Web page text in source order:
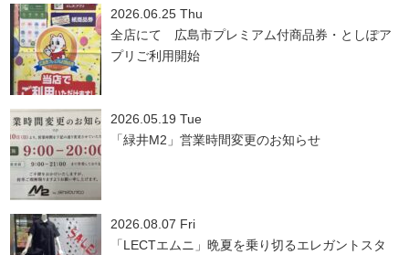
2026.06.25 Thu
全店にて 広島市プレミアム付商品券・としぽア
プリご利用開始
2026.05.19 Tue
「緑井M2」営業時間変更のお知らせ
2026.08.07 Fri
「LECTエムニ」晩夏を乗り切るエレガントスタ